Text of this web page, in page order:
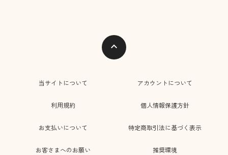
expand_less
当サイトについて アカウントについて
利用規約 個人情報保護方針
お支払いについて 特定商取引法に基づく表示
お客さまへのお願い 推奨環境